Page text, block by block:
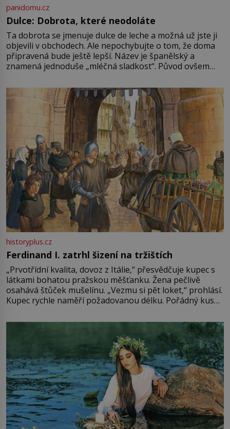
panidomu.cz
Dulce: Dobrota, které neodoláte
Ta dobrota se jmenuje dulce de leche a možná už jste ji
objevili v obchodech. Ale nepochybujte o tom, že doma
připravená bude ještě lepší. Název je španělský a
znamená jednoduše „mléčná sladkost“. Původ ovšem
pře hned několik latinskoamerických zemí a k tomu
Francie, kde se traduje,
historyplus.cz
Ferdinand I. zatrhl šizení na tržištích
„Prvotřídní kvalita, dovoz z Itálie,“ přesvědčuje kupec s
látkami bohatou pražskou měšťanku. Žena pečlivě
osahává štůček mušelínu. „Vezmu si pět loket,“ prohlásí.
Kupec rychle naměří požadovanou délku. Pořádný kus
milostpaní. Stačí jenom na sukni,“ zhodnotí švadlena
množství růžového mušelínu. „Ošidili vás, podívejte.“